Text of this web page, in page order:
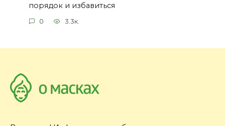
порядок и избавиться
0 3.3к.